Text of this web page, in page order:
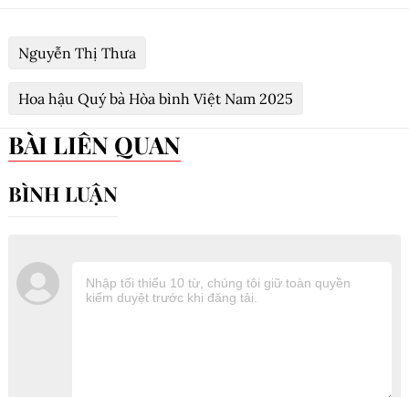
Nguyễn Thị Thưa
Hoa hậu Quý bà Hòa bình Việt Nam 2025
BÀI LIÊN QUAN